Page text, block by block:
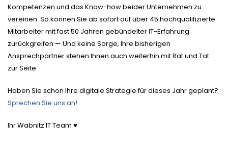
Kompetenzen und das Know-how beider Unternehmen zu
vereinen. So können Sie ab sofort auf über 45 hochqualifizierte
Mitarbeiter mit fast 50 Jahren gebündelter IT-Erfahrung
zurückgreifen — Und keine Sorge, Ihre bisherigen
Ansprechpartner stehen Ihnen auch weiterhin mit Rat und Tat
zur Seite.
Haben Sie schon Ihre digitale Strategie für dieses Jahr geplant?
Sprechen Sie uns an!
Ihr Wabnitz IT Team ♥